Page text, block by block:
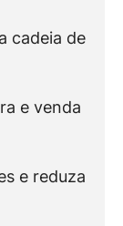
cadeia de
e venda
e reduza